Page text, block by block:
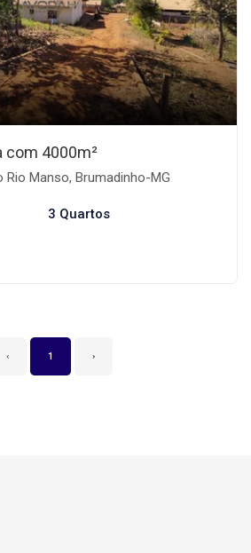
com 4000m²
Rio Manso, Brumadinho-MG
3 Quartos
‹ 1 ›